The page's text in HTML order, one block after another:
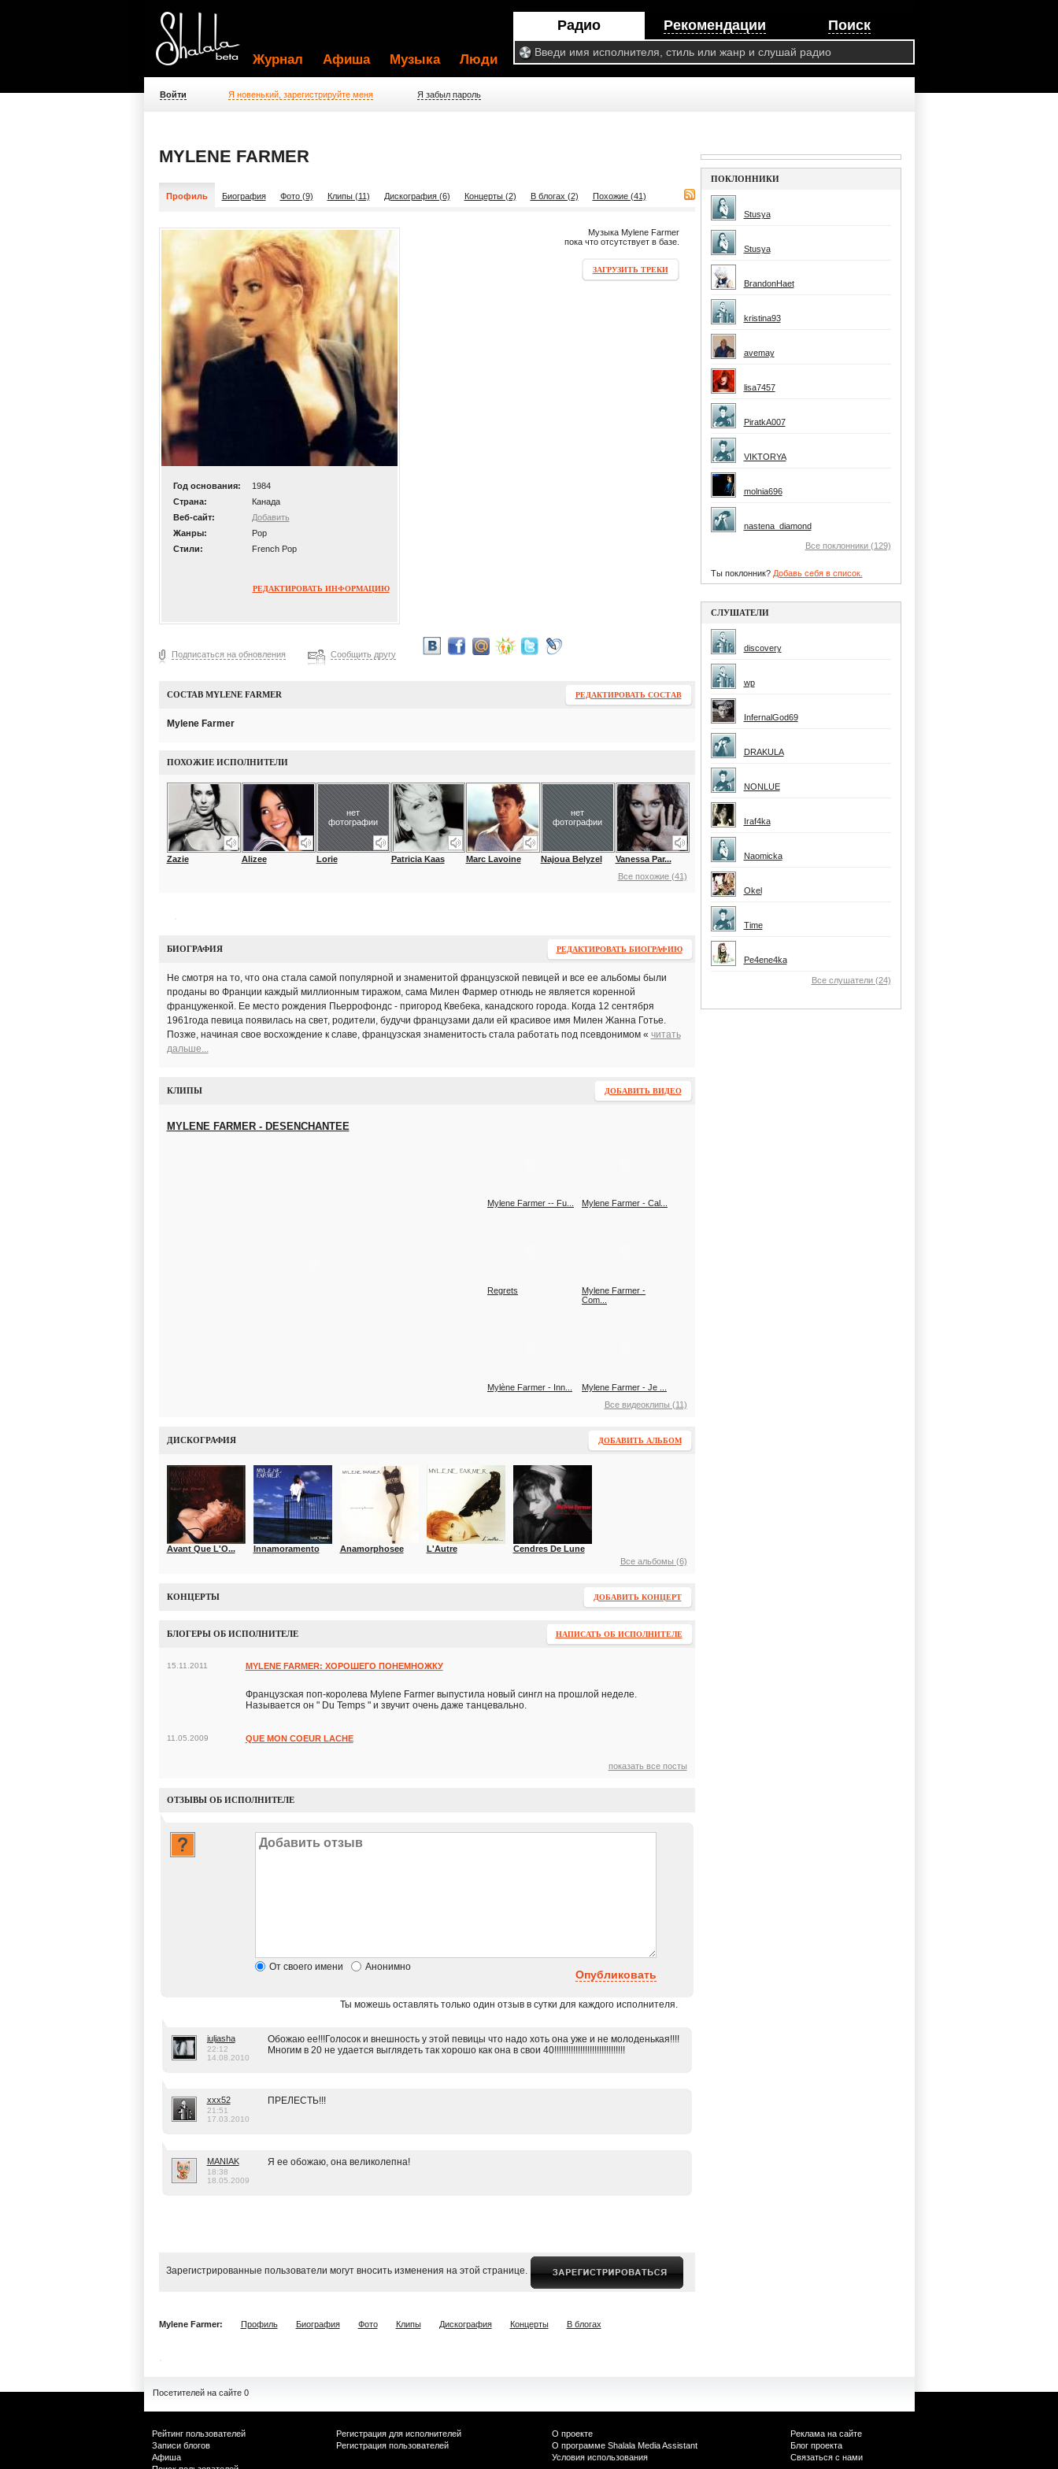
Радио Рекомендации Поиск
Журнал Афиша Музыка Люди
Войти Я новенький, зарегистрируйте меня Я забыл пароль
MYLENE FARMER
Профиль Биография Фото (9) Клипы (11) Дискография (6) Концерты (2) В блогах (2) Похожие (41)
Год основания:
1984
Страна:
Канада
Веб-сайт:
Добавить
Жанры:
Pop
Стили:
French Pop
РЕДАКТИРОВАТЬ ИНФОРМАЦИЮ
Музыка Mylene Farmer
пока что отсутствует в базе.
ЗАГРУЗИТЬ ТРЕКИ
Подписаться на обновления Сообщить другу
СОСТАВ MYLENE FARMER РЕДАКТИРОВАТЬ СОСТАВ
Mylene Farmer
ПОХОЖИЕ ИСПОЛНИТЕЛИ
Zazie Alizee
нет
фотографии
Lorie Patricia Kaas Marc Lavoine
нет
фотографии
Najoua Belyzel
Vanessa Par...
Все похожие (41)
БИОГРАФИЯ РЕДАКТИРОВАТЬ БИОГРАФИЮ
Не смотря на то, что она стала самой популярной и знаменитой французской певицей и все ее альбомы были
проданы во Франции каждый миллионным тиражом, сама Милен Фармер отнюдь не является коренной
француженкой. Ее место рождения Пьеррофондс - пригород Квебека, канадского города. Когда 12 сентября
1961года певица появилась на свет, родители, будучи французами дали ей красивое имя Милен Жанна Готье.
Позже, начиная свое восхождение к славе, французская знаменитость стала работать под псевдонимом « читать
дальше...
КЛИПЫ ДОБАВИТЬ ВИДЕО
MYLENE FARMER - DESENCHANTEE
Mylene Farmer -- Fu... Mylene Farmer - Cal...
Regrets
Mylene Farmer -
Com...
Mylène Farmer - Inn...
Mylene Farmer - Je ...
Все видеоклипы (11)
ДИСКОГРАФИЯ ДОБАВИТЬ АЛЬБОМ
Avant Que L'O... Innamoramento Anamorphosee L'Autre
Cendres De Lune
Все альбомы (6)
КОНЦЕРТЫ ДОБАВИТЬ КОНЦЕРТ
БЛОГЕРЫ ОБ ИСПОЛНИТЕЛЕ НАПИСАТЬ ОБ ИСПОЛНИТЕЛЕ
15.11.2011 MYLENE FARMER: ХОРОШЕГО ПОНЕМНОЖКУ
Французская поп-королева Mylene Farmer выпустила новый сингл на прошлой неделе.
Называется он " Du Temps " и звучит очень даже танцевально.
11.05.2009 QUE MON COEUR LACHE
показать все посты
ОТЗЫВЫ ОБ ИСПОЛНИТЕЛЕ
От своего имени Анонимно
Опубликовать
Ты можешь оставлять только один отзыв в сутки для каждого исполнителя.
juljasha
22:12
14.08.2010
Обожаю ее!!!Голосок и внешность у этой певицы что надо хоть она уже и не молоденькая!!!!
Многим в 20 не удается выглядеть так хорошо как она в свои 40!!!!!!!!!!!!!!!!!!!!!!!!!!!!!!
xxx52
21:51
17.03.2010
ПРЕЛЕСТЬ!!!
MANIAK
18:38
18.05.2009
Я ее обожаю, она великолепна!
Зарегистрированные пользователи могут вносить изменения на этой странице.
Mylene Farmer: Профиль Биография Фото Клипы Дискография Концерты В блогах
ПОКЛОННИКИ
Stusya
Stusya
BrandonHaet
kristina93
avemay
lisa7457
PiratkA007
VIKTORYA
molnia696
nastena_diamond
Все поклонники (129)
Ты поклонник? Добавь себя в список.
СЛУШАТЕЛИ
discovery
wp
InfernalGod69
DRAKULA
NONLUE
Iraf4ka
Naomicka
Okel
Time
Pe4ene4ka
Все слушатели (24)
Посетителей на сайте 0
Рейтинг пользователей
Записи блогов
Афиша
Регистрация для исполнителей
Регистрация пользователей
О проекте
О программе Shalala Media Assistant
Условия использования
Реклама на сайте
Блог проекта
Связаться с нами